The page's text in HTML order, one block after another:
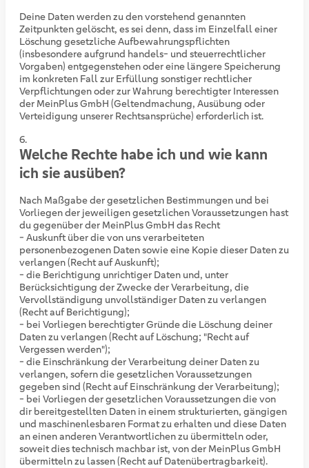
Deine Daten werden zu den vorstehend genannten
Zeitpunkten gelöscht, es sei denn, dass im Einzelfall einer
Löschung gesetzliche Aufbewahrungspflichten
(insbesondere aufgrund handels- und steuerrechtlicher
Vorgaben) entgegenstehen oder eine längere Speicherung
im konkreten Fall zur Erfüllung sonstiger rechtlicher
Verpflichtungen oder zur Wahrung berechtigter Interessen
der MeinPlus GmbH (Geltendmachung, Ausübung oder
Verteidigung unserer Rechtsansprüche) erforderlich ist.
Welche Rechte habe ich und wie kann
ich sie ausüben?
Nach Maßgabe der gesetzlichen Bestimmungen und bei
Vorliegen der jeweiligen gesetzlichen Voraussetzungen hast
du gegenüber der MeinPlus GmbH das Recht
- Auskunft über die von uns verarbeiteten
personenbezogenen Daten sowie eine Kopie dieser Daten zu
verlangen (Recht auf Auskunft);
- die Berichtigung unrichtiger Daten und, unter
Berücksichtigung der Zwecke der Verarbeitung, die
Vervollständigung unvollständiger Daten zu verlangen
(Recht auf Berichtigung);
- bei Vorliegen berechtigter Gründe die Löschung deiner
Daten zu verlangen (Recht auf Löschung; "Recht auf
Vergessen werden");
- die Einschränkung der Verarbeitung deiner Daten zu
verlangen, sofern die gesetzlichen Voraussetzungen
gegeben sind (Recht auf Einschränkung der Verarbeitung);
- bei Vorliegen der gesetzlichen Voraussetzungen die von
dir bereitgestellten Daten in einem strukturierten, gängigen
und maschinenlesbaren Format zu erhalten und diese Daten
an einen anderen Verantwortlichen zu übermitteln oder,
soweit dies technisch machbar ist, von der MeinPlus GmbH
übermitteln zu lassen (Recht auf Datenübertragbarkeit).